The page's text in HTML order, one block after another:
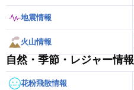
地震情報
火山情報
自然・季節・レジャー情報
花粉飛散情報